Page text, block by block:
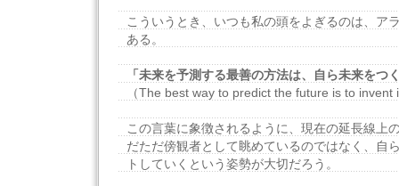
こういうとき、いつも私の頭をよぎるのは、ア
ある。
「未来を予測する最善の方法は、自ら未来をつ
（The best way to predict the future is to invent
この言葉に象徴されるように、現在の延長線上
だただ傍観者として眺めているのではなく、自
トしていくという姿勢が大切だろう。